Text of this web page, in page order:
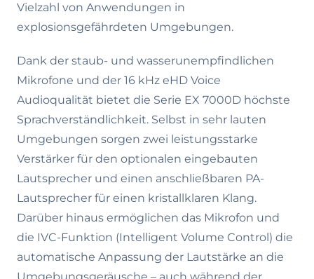
Vielzahl von Anwendungen in
explosionsgefährdeten Umgebungen.
Dank der staub- und wasserunempfindlichen
Mikrofone und der 16 kHz eHD Voice
Audioqualität bietet die Serie EX 7000D höchste
Sprachverständlichkeit. Selbst in sehr lauten
Umgebungen sorgen zwei leistungsstarke
Verstärker für den optionalen eingebauten
Lautsprecher und einen anschließbaren PA-
Lautsprecher für einen kristallklaren Klang.
Darüber hinaus ermöglichen das Mikrofon und
die IVC-Funktion (Intelligent Volume Control) die
automatische Anpassung der Lautstärke an die